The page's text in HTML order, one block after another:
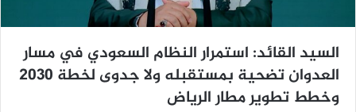
السيد القائد: استمرار النظام السعودي في مسار
العدوان تضحية بمستقبله ولا جدوى لخطة 2030
وخطط تطوير مطار الرياض